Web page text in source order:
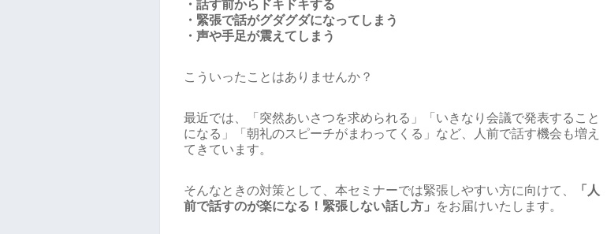
・話す前からドキドキする
・緊張で話がグダグダになってしまう
・声や手足が震えてしまう
こういったことはありませんか？
最近では、「突然あいさつを求められる」「いきなり会議で発表すること
になる」「朝礼のスピーチがまわってくる」など、人前で話す機会も増え
てきています。
そんなときの対策として、本セミナーでは緊張しやすい方に向けて、
「人
前で話すのが楽になる！緊張しない話し方」
をお届けいたします。